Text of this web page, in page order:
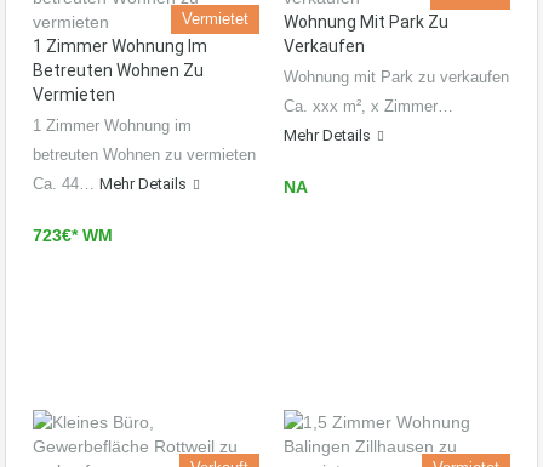
Vermietet
1 Zimmer Wohnung Im
Betreuten Wohnen Zu
Vermieten
1 Zimmer Wohnung im
betreuten Wohnen zu vermieten
Ca. 44… Mehr Details
723€* WM
Wohnung Mit Park Zu
Verkaufen
Wohnung mit Park zu verkaufen
Ca. xxx m², x Zimmer…
Mehr Details
NA